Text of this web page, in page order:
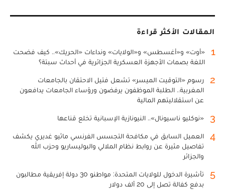
المقالات الأكثر قراءة
1
«أوت» و«أغسطس» و«الولايات» ونداءات «الحريك».. كيف فضحت
اللغة بصمات الأجهزة العسكرية الجزائرية في أحداث سبتة؟
2
رسوم «التوقيت الميسر» تشعل فتيل الاحتقان بالجامعات
المغربية.. الطلبة الموظفون يرفضون ورؤساء الجامعات يدافعون
عن استقلاليتهم المالية
3 «نوكليو ناسيونال».. النيونازية الإسبانية تخلع قناعها
4
العميل السابق في مكافحة التجسس الفرنسي ماثيو غديري يكشف
تفاصيل مثيرة عن روابط نظام الملالي والبوليساريو وحزب الله
والجزائر
5
تأشيرة الدخول للولايات المتحدة: مواطنو 30 دولة إفريقية مطالبون
بدفع كفالة تصل إلى 20 ألف دولار